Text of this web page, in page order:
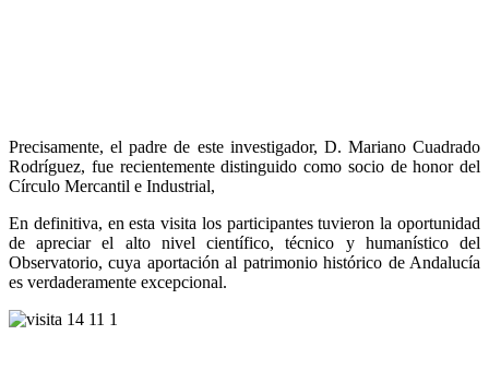
Precisamente, el padre de este investigador, D. Mariano Cuadrado
Rodríguez, fue recientemente distinguido como socio de honor del
Círculo Mercantil e Industrial,
En definitiva, en esta visita los participantes tuvieron la oportunidad
de apreciar el alto nivel científico, técnico y humanístico del
Observatorio, cuya aportación al patrimonio histórico de Andalucía
es verdaderamente excepcional.